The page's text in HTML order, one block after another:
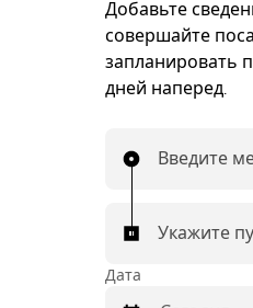
Добавьте
совершайте
запланировать
дней наперед.
Введите
Укажите
Дата